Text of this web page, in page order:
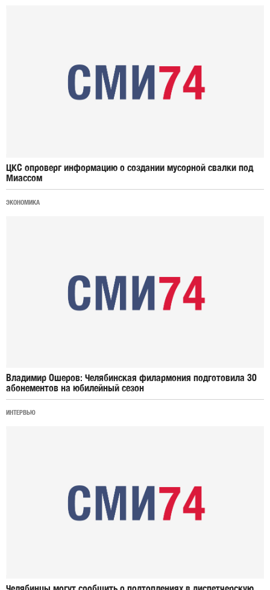
ЦКС опроверг информацию о создании мусорной свалки под
Миассом
ЭКОНОМИКА
Владимир Ошеров: Челябинская филармония подготовила 30
абонементов на юбилейный сезон
ИНТЕРВЬЮ